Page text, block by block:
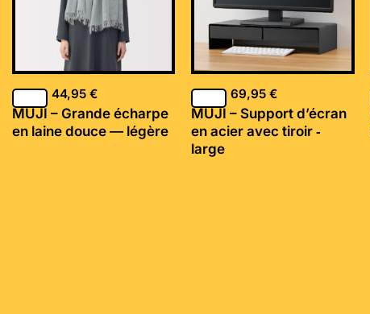
44,95 €
MUJI – Grande écharpe
en laine douce — légère
69,95€
MUJI – Support d’écran
en acier avec tiroir ‐
large